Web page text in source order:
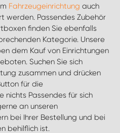
Fahrzeugeinrichtung auch
werden. Passendes Zubehör
finden Sie ebenfalls
Kategorie. Unsere
dem Kauf von Einrichtungen
Suchen Sie sich
zusammen und drücken
für die
nichts Passendes für sich
an unseren
bei Ihrer Bestellung und bei
behilflich ist.